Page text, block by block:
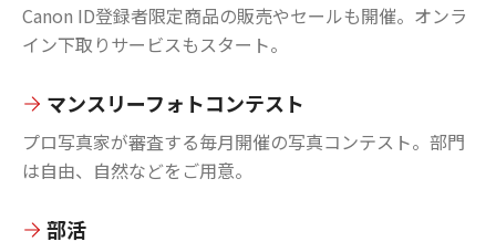
Canon ID登録者限定商品の販売やセールも開催。オンラ
イン下取りサービスもスタート。
マンスリーフォトコンテスト
プロ写真家が審査する毎月開催の写真コンテスト。部門
は自由、自然などをご用意。
部活